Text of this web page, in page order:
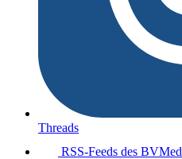
Threads
RSS-Feeds des BVMed